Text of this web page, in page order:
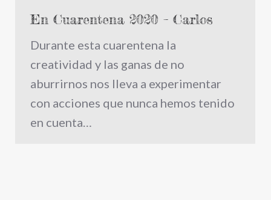
En Cuarentena 2020 – Carlos
Durante esta cuarentena la
creatividad y las ganas de no
aburrirnos nos lleva a experimentar
con acciones que nunca hemos tenido
en cuenta…